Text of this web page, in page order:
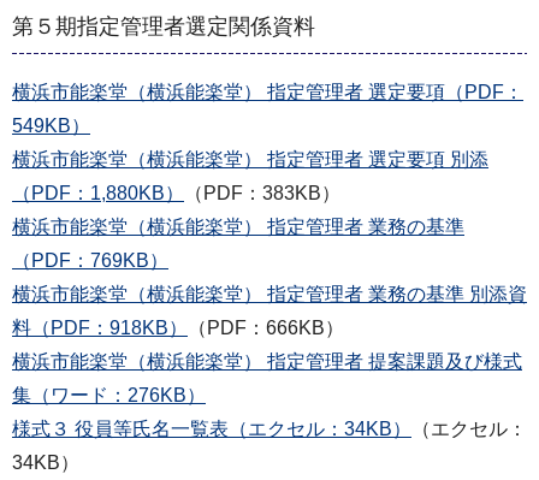
第５期指定管理者選定関係資料
横浜市能楽堂（横浜能楽堂） 指定管理者 選定要項（PDF：
549KB）
横浜市能楽堂（横浜能楽堂） 指定管理者 選定要項 別添
（PDF：1,880KB）
（PDF：383KB）
横浜市能楽堂（横浜能楽堂） 指定管理者 業務の基準
（PDF：769KB）
横浜市能楽堂（横浜能楽堂） 指定管理者 業務の基準 別添資
料（PDF：918KB）
（PDF：666KB）
横浜市能楽堂（横浜能楽堂） 指定管理者 提案課題及び様式
集（ワード：276KB）
様式３ 役員等氏名一覧表（エクセル：34KB）
（エクセル：
34KB）